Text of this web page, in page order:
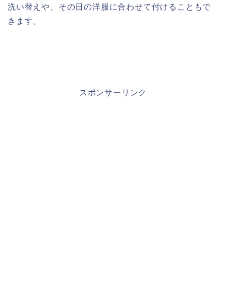
洗い替えや、その日の洋服に合わせて付けることもで
きます。
スポンサーリンク